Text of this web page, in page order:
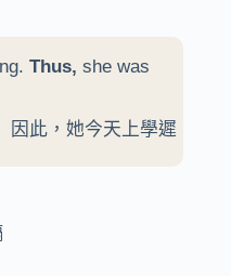
Thus, she was
因此，她今天上學遲